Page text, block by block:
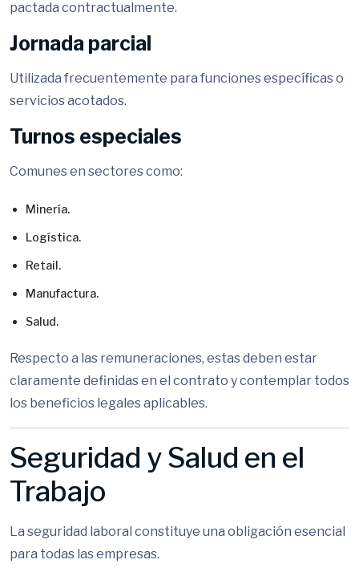
pactada contractualmente.
Jornada parcial
Utilizada frecuentemente para funciones específicas o
servicios acotados.
Turnos especiales
Comunes en sectores como:
Minería.
Logística.
Retail.
Manufactura.
Salud.
Respecto a las remuneraciones, estas deben estar
claramente definidas en el contrato y contemplar todos
los beneficios legales aplicables.
Seguridad y Salud en el
Trabajo
La seguridad laboral constituye una obligación esencial
para todas las empresas.